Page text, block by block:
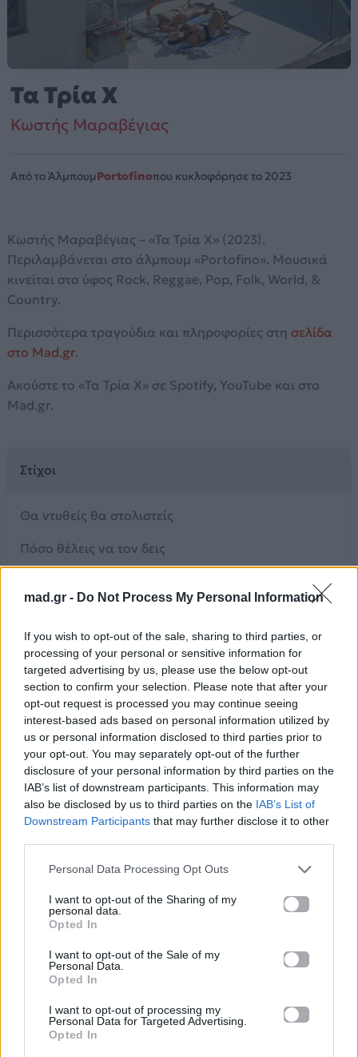
mad.gr - Do Not Process My Personal Information
If you wish to opt-out of the sale, sharing to third parties, or
processing of your personal or sensitive information for
targeted advertising by us, please use the below opt-out
section to confirm your selection. Please note that after your
opt-out request is processed you may continue seeing
interest-based ads based on personal information utilized by
us or personal information disclosed to third parties prior to
your opt-out. You may separately opt-out of the further
disclosure of your personal information by third parties on the
IAB’s list of downstream participants. This information may
also be disclosed by us to third parties on the IAB’s List of
Downstream Participants that may further disclose it to other
Personal Data Processing Opt Outs
I want to opt-out of the Sharing of my
personal data.
Opted In
I want to opt-out of the Sale of my
Personal Data.
Opted In
I want to opt-out of processing my
Personal Data for Targeted Advertising.
Opted In
Τα Τρία Χ
Κωστής Μαραβέγιας
Από το ΆλμπουμPortofinoπου κυκλοφόρησε το 2023
Κωστής Μαραβέγιας – «Τα Τρία Χ» (2023).
Περιλαμβάνεται στο άλμπουμ «Portofino». Μουσικά
κινείται στο ύφος Rock, Reggae, Pop, Folk, World, &
Country.
Περισσότερα τραγούδια και πληροφορίες στη σελίδα
στο Mad.gr.
Ακούστε το «Τα Τρία Χ» σε Spotify, YouTube και στο
Mad.gr.
Στίχοι
Θα ντυθείς θα στολιστείς
Πόσο θέλεις να τον δεις
Θα σου πει να μην το πεις
Πως βρεθήκατε ξανά
Σχέση ημιδιαμονής
Με check-out σε ένα αχ
Μα
Κάθε φορά που θα τον σκέφτεσαι
Θα ‘ναι ένα θάνατος που έρχεται
Νύχτες κλεφτές υγρές κι αχόρταγες
Με κάποιον μετά που θα σιχαίνεσαι
Θα ‘ναι ένας θάνατος που έρχεται
Νύχτες μικρές χωρίς ξημέρωμα
Για κάποιον μετά που δεν θα ανέχεσαι